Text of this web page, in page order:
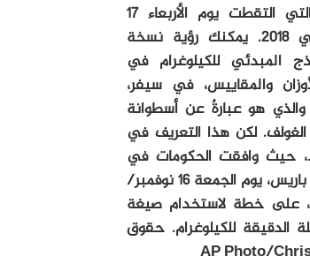
في هذه الصورة التي التقطت يوم الأربعاء 17
أكتوبر/تشرين الثاني 2018. يمكنك رؤية نسخة
المبدئي للكيلوغرام في
والمقاييس، في سيفر،
هو عبارةٌ عن أسطوانة
لكن هذا التعريف في
حيث وافقت الحكومات في
مدينة فرساي، غرب باريس، يوم الجمعة 16 نوفمبر/
تشرين الثاني 2018، على خطة لاستخدام صيغة
الدقيقة للكيلوغرام. حقوق